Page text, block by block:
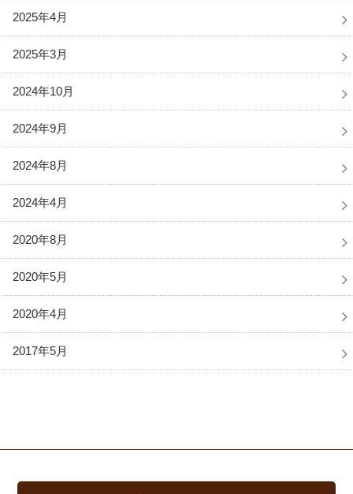
2025年4月
2025年3月
2024年10月
2024年9月
2024年8月
2024年4月
2020年8月
2020年5月
2020年4月
2017年5月